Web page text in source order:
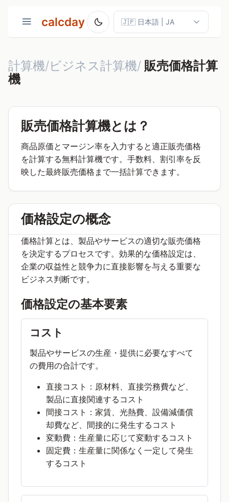
calcday
計算機/ビジネス計算機/ 販売価格計算
機
販売価格計算機とは？
商品原価とマージン率を入力すると適正販売価格
を計算する無料計算機です。手数料、割引率を反
映した最終販売価格まで一括計算できます。
価格設定の概念
価格計算とは、製品やサービスの適切な販売価格
を決定するプロセスです。効果的な価格設定は、
企業の収益性と競争力に直接影響を与える重要な
ビジネス判断です。
価格設定の基本要素
コスト
製品やサービスの生産・提供に必要なすべて
の費用の合計です。
直接コスト：原材料、直接労務費など、
製品に直接関連するコスト
間接コスト：家賃、光熱費、設備減価償
却費など、間接的に発生するコスト
変動費：生産量に応じて変動するコスト
固定費：生産量に関係なく一定して発生
するコスト